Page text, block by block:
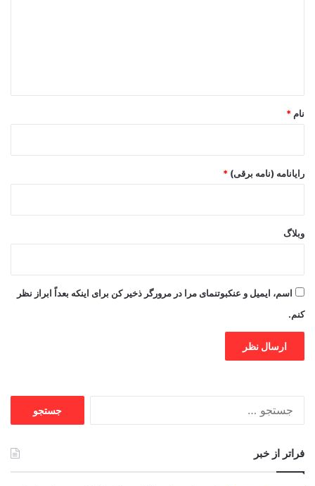
نام *
رایانامه (نامه برقی) *
وبلاگ
اسم، ایمیل و عنکبوتنمای مرا در مرورگر ذخیر کن برای اینکه بعداً ابراز نظر
کنم.
فراتر از خبر